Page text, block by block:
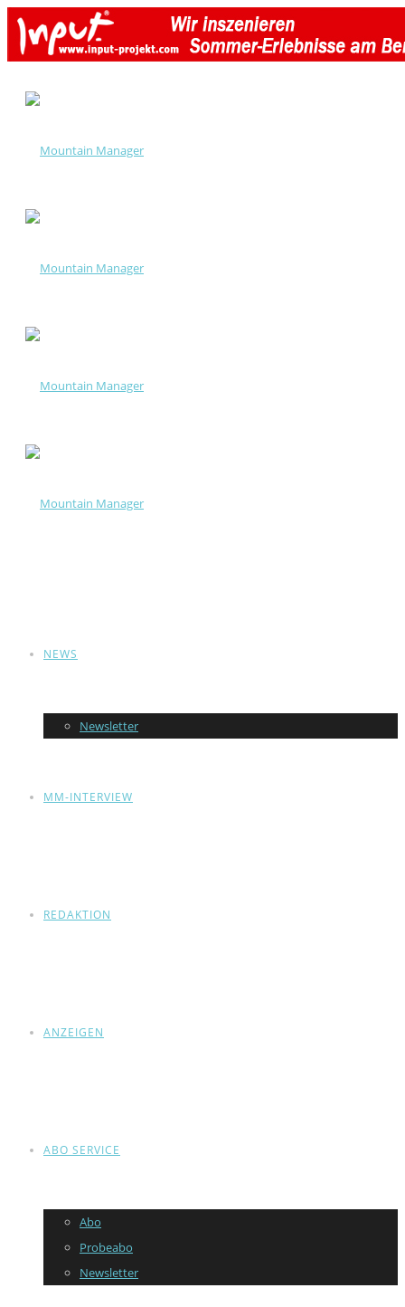
NEWS
Newsletter
MM-INTERVIEW
REDAKTION
ANZEIGEN
ABO SERVICE
Abo
Probeabo
Newsletter